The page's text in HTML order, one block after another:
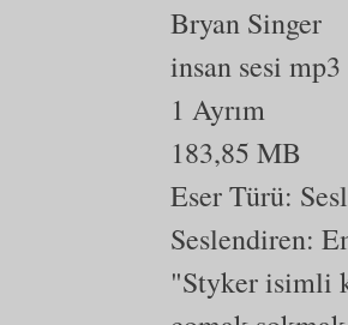
Bryan Singer
insan sesi mp3
1 Ayrım
183,85 MB
Eser Türü:
Seslendiren:
"Styker isimli